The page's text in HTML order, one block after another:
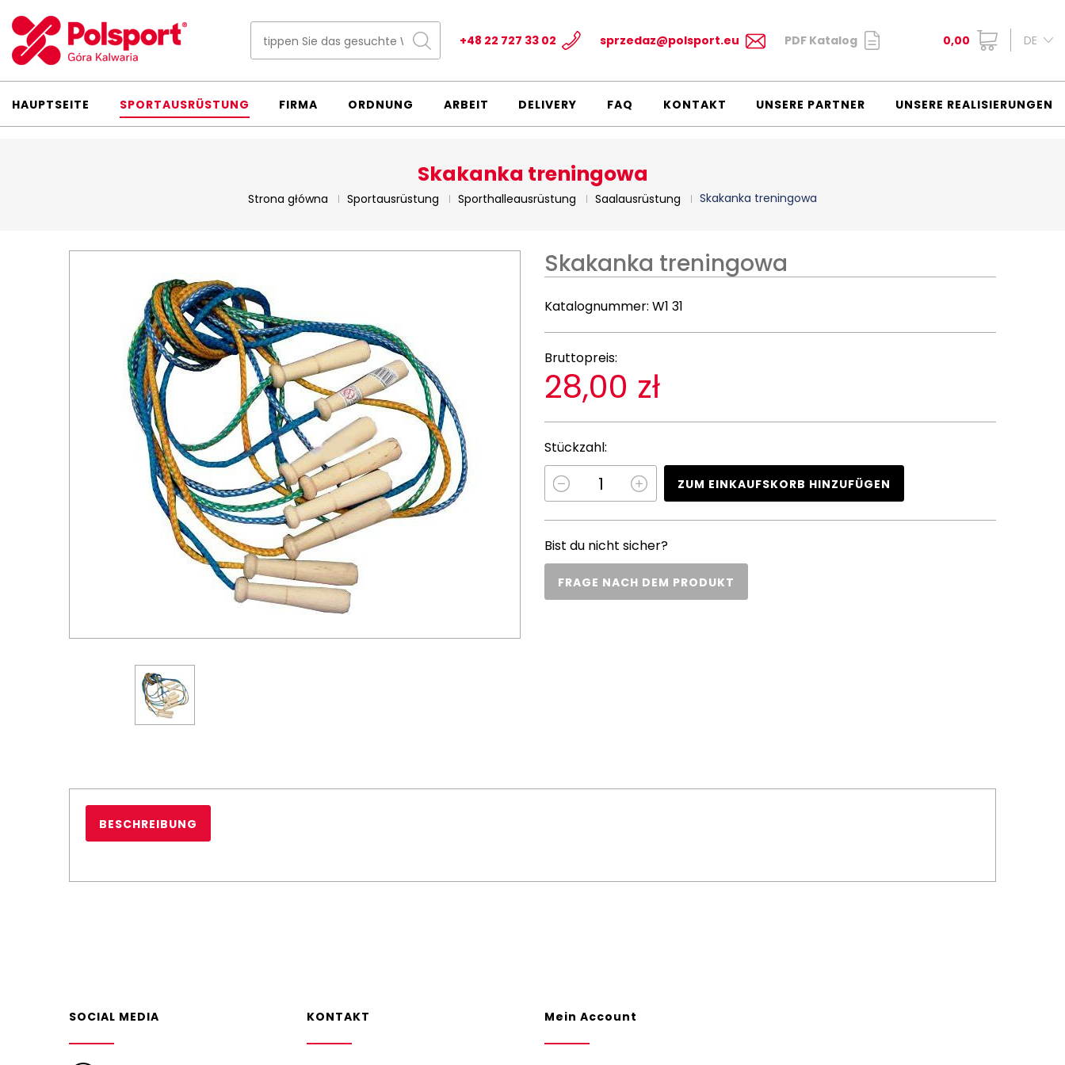
+48 22 727 33 02 sprzedaz@polsport.eu PDF Katalog 0,00 DE
HAUPTSEITE SPORTAUSRÜSTUNG FIRMA ORDNUNG ARBEIT DELIVERY FAQ KONTAKT UNSERE PARTNER UNSERE REALISIERUNGEN
Skakanka treningowa
Strona główna Sportausrüstung Sporthalleausrüstung Saalausrüstung Skakanka treningowa
Skakanka treningowa
Katalognummer: W1 31
Bruttopreis:
28,00 zł
Stückzahl:
ZUM EINKAUFSKORB HINZUFÜGEN
Bist du nicht sicher?
FRAGE NACH DEM PRODUKT
BESCHREIBUNG
SOCIAL MEDIA KONTAKT Mein Account